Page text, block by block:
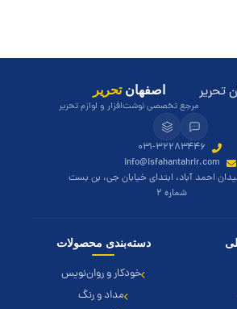
اصفهانتحریر
مرجع تخصصی نوشت‌افزار و لوازم تحریر
۰۳۱-۳۲۲۸۳۴۴۶
info@isfahantahrir.com
احمد آباد، ابتدای خیابان جی، بن بست
شماره ۲
دسته‌بندی محصولات
خودکار و روان‌نویس
مداد و رنگ